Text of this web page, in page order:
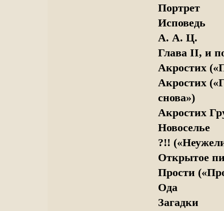
Портрет
Исповедь
А. А. Ц.
Глава II, и
Акростих
Акростих
снова»)
Акростих
Новоселье
?!!
Открытое
Прости
Ода
Загадки